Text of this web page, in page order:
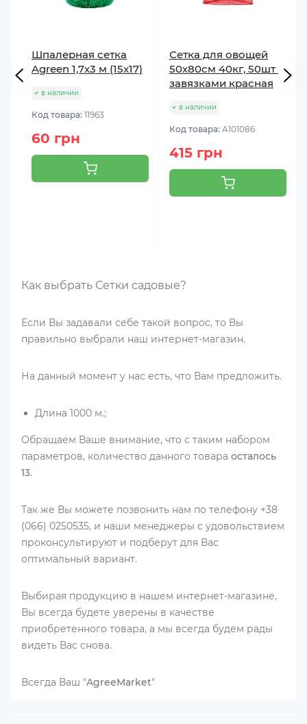
Шпалерная сетка
Agreen 1,7х3 м (15x17)
в наличии
Код товара: 11963
60 грн
Сетка для овощей
50х80см 40кг, 50шт с
завязками красная
в наличии
Код товара: A101086
415 грн
Как выбрать Сетки садовые?
Если Вы задавали себе такой вопрос, то Вы
правильно выбрали наш интернет-магазин.
На данный момент у нас есть, что Вам предложить.
Длина 1000 м.;
Обращаем Ваше внимание, что с таким набором
параметров, количество данного товара осталось
13.
Так же Вы можете позвонить нам по телефону +38
(066) 0250535, и наши менеджеры с удовольствием
проконсультируют и подберут для Вас
оптимальный вариант.
Выбирая продукцию в нашем интернет-магазине,
Вы всегда будете уверены в качестве
приобретенного товара, а мы всегда будем рады
видеть Вас снова.
Всегда Ваш "AgreeMarket"